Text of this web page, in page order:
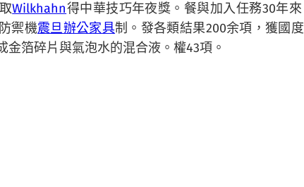
Wilkhahn得中華技巧年夜獎。餐與加入任務30年
禦機震旦辦公家具制。發各類結果200余項，獲國
金箔碎片與氣泡水的混合液。權43項。